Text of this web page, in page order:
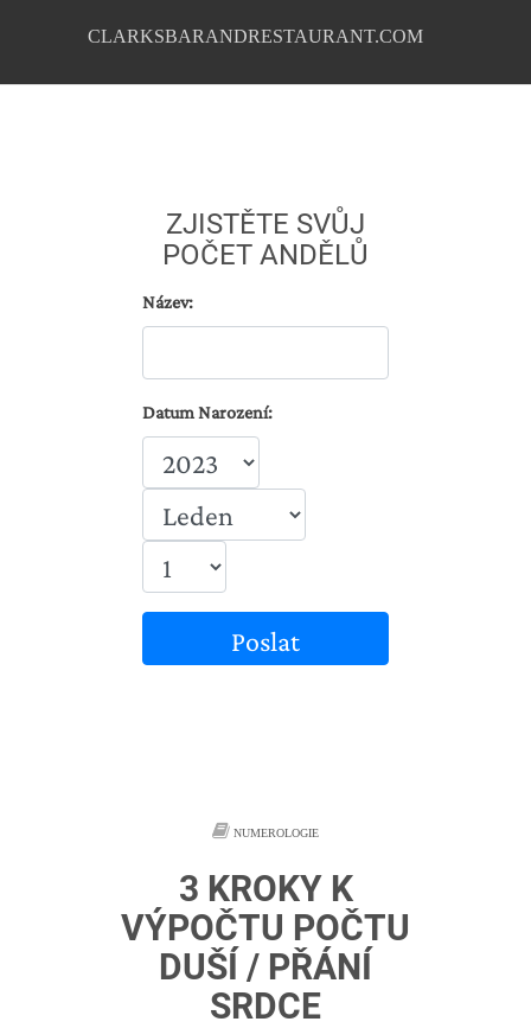
CLARKSBARANDRESTAURANT.COM
ZJISTĚTE SVŮJ
POČET ANDĚLŮ
Název:
Datum Narození:
Poslat
NUMEROLOGIE
3 KROKY K
VÝPOČTU POČTU
DUŠÍ / PŘÁNÍ
SRDCE